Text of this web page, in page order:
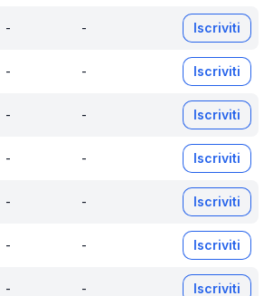
- - Iscriviti
- - Iscriviti
- - Iscriviti
- - Iscriviti
- - Iscriviti
- - Iscriviti
- - Iscriviti